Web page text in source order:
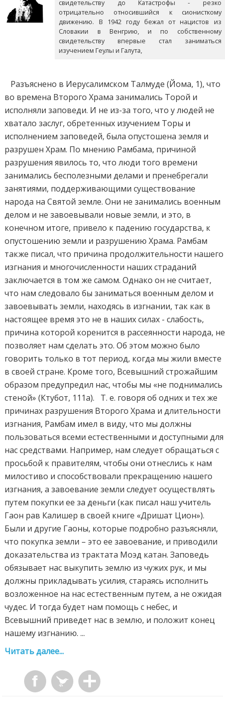
свидетельству до Катастрофы - резко
отрицательно относившийся к сионисткому
движению. В 1942 году бежал от нацистов из
Словакии в Венгрию, и по собственному
свидетельству впервые стал заниматься
изучением Геулы и Галута,
Разъяснено в Иерусалимском Талмуде (Йома, 1), что
во времена Второго Храма занимались Торой и
исполняли заповеди. И не из-за того, что у людей не
хватало заслуг, обретенных изучением Торы и
исполнением заповедей, была опустошена земля и
разрушен Храм. По мнению Рамбама, причиной
разрушения явилось то, что люди того времени
занимались бесполезными делами и пренебрегали
занятиями, поддерживающими существование
народа на Святой земле. Они не занимались военным
делом и не завоевывали новые земли, и это, в
конечном итоге, привело к падению государства, к
опустошению земли и разрушению Храма. Рамбам
также писал, что причина продолжительности нашего
изгнания и многочисленности наших страданий
заключается в том же самом. Однако он не считает,
что нам следовало бы заниматься военным делом и
завоевывать земли, находясь в изгнании, так как в
настоящее время это не в наших силах - слабость,
причина которой коренится в рассеянности народа, не
позволяет нам сделать это. Об этом можно было
говорить только в тот период, когда мы жили вместе
в своей стране. Кроме того, Всевышний строжайшим
образом предупредил нас, чтобы мы «не поднимались
стеной» (Ктубот, 111а). Т. е. говоря об одних и тех же
причинах разрушения Второго Храма и длительности
изгнания, Рамбам имел в виду, что мы должны
пользоваться всеми естественными и доступными для
нас средствами. Например, нам следует обращаться с
просьбой к правителям, чтобы они отнеслись к нам
милостиво и способствовали прекращению нашего
изгнания, а завоевание земли следует осуществлять
путем покупки ее за деньги (как писал наш учитель
Гаон рав Калишер в своей книге «Дришат Цион»).
Были и другие Гаоны, которые подробно разъясняли,
что покупка земли – это ее завоевание, и приводили
доказательства из трактата Моэд катан. Заповедь
обязывает нас выкупить землю из чужих рук, и мы
должны прикладывать усилия, стараясь исполнить
возложенное на нас естественным путем, а не ожидая
чудес. И тогда будет нам помощь с небес, и
Всевышний приведет нас в землю, и положит конец
нашему изгнанию. ...
Читать далее...